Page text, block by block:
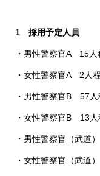
1 採用予定人員
・男性警察官A 15人
・女性警察官A 2人
・男性警察官B 57人
・女性警察官B 13人
・男性警察官（武道
・女性警察官（武道